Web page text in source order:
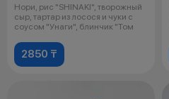
Нори, рис "SHINAKI", творожный
сыр, тартар из лосося и чуки с
соусом "Унаги", блинчик "Том
2850 ₸